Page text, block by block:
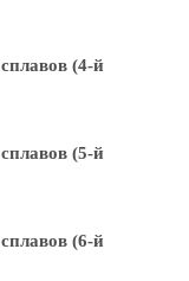
(4-й
(5-й
(6-й